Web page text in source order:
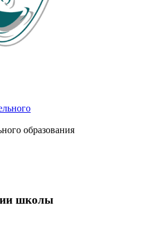
образования
школы